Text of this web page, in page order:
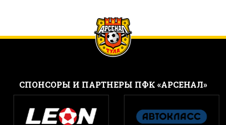
CПОНСОРЫ И ПАРТНЕРЫ ПФК «АРСЕНАЛ»